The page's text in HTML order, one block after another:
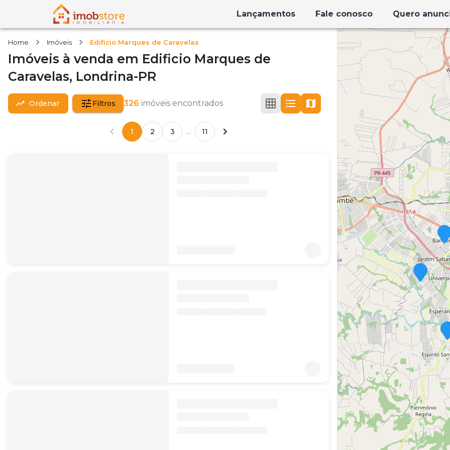
Lançamentos Fale conosco Quero
Home Imóveis Edificio Marques de Caravelas
Imóveis à venda em Edificio Marques de
Caravelas, Londrina-PR
Ordenar Filtros 326 imóveis encontrados
1 2 3 ... 11